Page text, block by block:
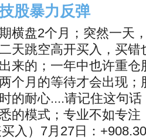
股暴力反弹
横盘2个月；突然一天
天跳空高开买入，买
来的；一年中也许重
个月的等待才会出现
的耐心....请记住这句
的模式；专业不如专注
买入）7月27日：